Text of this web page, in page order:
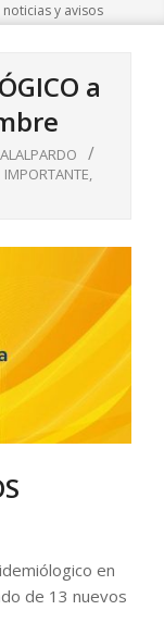
y avisos
a
IMPORTANTE,
en
de 13 nuevos